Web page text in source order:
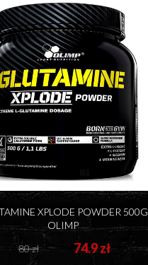
XPLODE POWDER 500G
OLIMP
80 zł
74.9 zł